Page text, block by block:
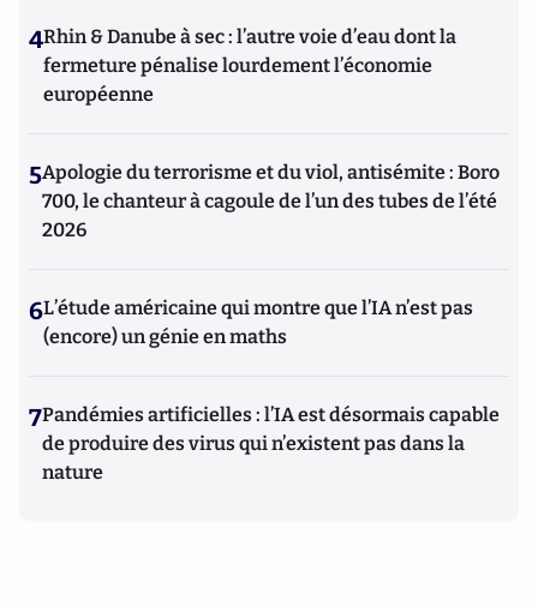
4Rhin & Danube à sec : l’autre voie d’eau dont la
fermeture pénalise lourdement l’économie
européenne
5Apologie du terrorisme et du viol, antisémite : Boro
700, le chanteur à cagoule de l’un des tubes de l’été
2026
6L’étude américaine qui montre que l’IA n’est pas
(encore) un génie en maths
7Pandémies artificielles : l’IA est désormais capable
de produire des virus qui n’existent pas dans la
nature